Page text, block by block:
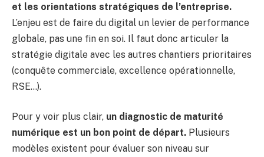
et les orientations stratégiques de l’entreprise.
L’enjeu est de faire du digital un levier de performance
globale, pas une fin en soi. Il faut donc articuler la
stratégie digitale avec les autres chantiers prioritaires
(conquête commerciale, excellence opérationnelle,
RSE…).
Pour y voir plus clair, un diagnostic de maturité
numérique est un bon point de départ. Plusieurs
modèles existent pour évaluer son niveau sur